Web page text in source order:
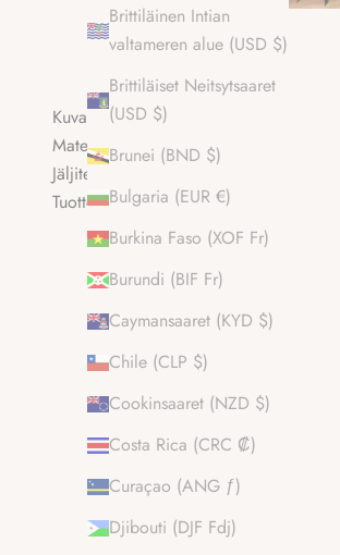
Brittiläinen Intian
valtameren alue (USD $)
Brittiläiset Neitsytsaaret
(USD $)
Brunei (BND $)
Bulgaria (EUR €)
Burkina Faso (XOF Fr)
Burundi (BIF Fr)
Caymansaaret (KYD $)
Chile (CLP $)
Cookinsaaret (NZD $)
Costa Rica (CRC ₡)
Curaçao (ANG ƒ)
Djibouti (DJF Fdj)
Kuvaus
Materiaalin koostumus
Jäljitettävyyttä koskevat tiedot
Tuotteen hoito